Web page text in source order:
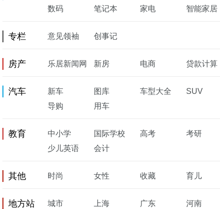
数码
笔记本 家电 智能家居
专栏 意见领袖 创事记
房产 乐居新闻网 新房 电商 贷款计算
汽车 新车 图库 车型大全
SUV
导购
用车
教育 中小学 国际学校 高考
考研
少儿英语
会计
其他 时尚 女性 收藏 育儿
地方站 城市 上海 广东
河南